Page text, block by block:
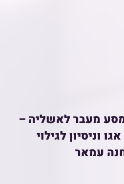
מעבר לאשליה –
וניסיון לגילוי
עמאר